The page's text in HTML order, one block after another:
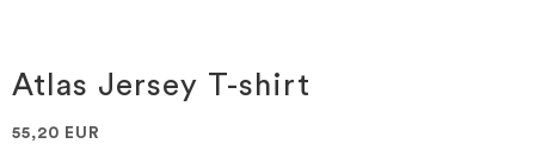
der
Bildgalerie
der
Bildgalerie
Atlas Jersey T-shirt
55,20 EUR